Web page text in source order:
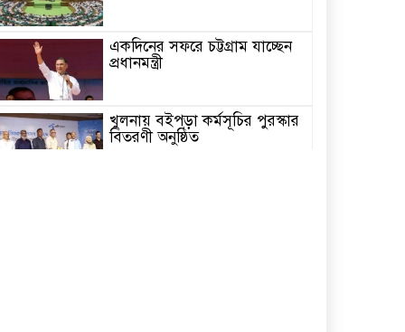
একদিনের সফরে চট্টগ্রাম যাচ্ছেন
প্রধানমন্ত্রী
খুলনায় বইপড়া কর্মসূচির পুরস্কার
বিতরণী অনুষ্ঠিত